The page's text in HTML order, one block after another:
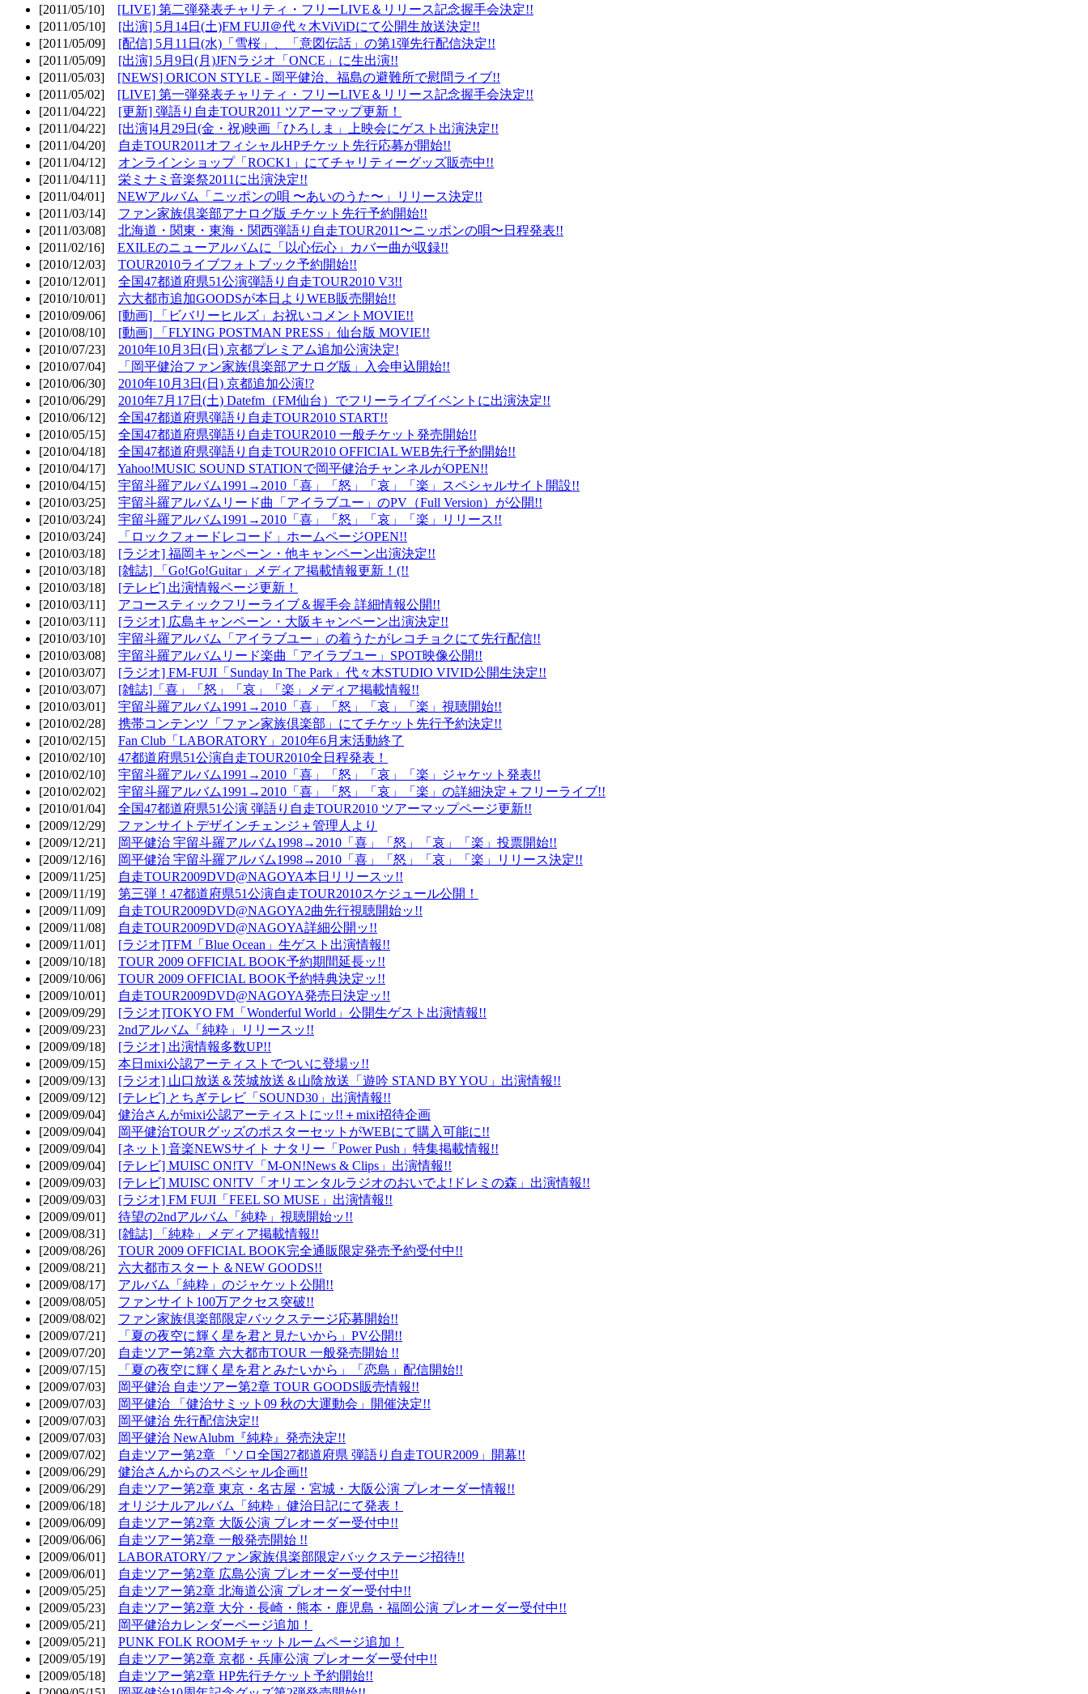
[2011/05/10] [LIVE] 第二弾発表チャリティ・フリーLIVE＆リリース記念握手会決定!!
[2011/05/10] [出演] 5月14日(土)FM FUJI＠代々木ViViDにて公開生放送決定!!
[2011/05/09] [配信] 5月11日(水)「雪桜」、「意図伝話」の第1弾先行配信決定!!
[2011/05/09] [出演] 5月9日(月)JFNラジオ「ONCE」に生出演!!
[2011/05/03] [NEWS] ORICON STYLE - 岡平健治、福島の避難所で慰問ライブ!!
[2011/05/02] [LIVE] 第一弾発表チャリティ・フリーLIVE＆リリース記念握手会決定!!
[2011/04/22] [更新] 弾語り自走TOUR2011 ツアーマップ更新！
[2011/04/22] [出演]4月29日(金・祝)映画「ひろしま」上映会にゲスト出演決定!!
[2011/04/20]
自走TOUR2011オフィシャルHPチケット先行応募が開始!!
[2011/04/12] オンラインショップ「ROCK1」にてチャリティーグッズ販売中!!
[2011/04/11] 栄ミナミ音楽祭2011に出演決定!!
[2011/04/01] NEWアルバム「ニッポンの唄 〜あいのうた〜」リリース決定!!
[2011/03/14] ファン家族倶楽部アナログ版 チケット先行予約開始!!
[2011/03/08] 北海道・関東・東海・関西弾語り自走TOUR2011〜ニッポンの唄〜日程発表!!
[2011/02/16] EXILEのニューアルバムに「以心伝心」カバー曲が収録!!
[2010/12/03] TOUR2010ライブフォトブック予約開始!!
[2010/12/01] 全国47都道府県51公演弾語り自走TOUR2010 V3!!
[2010/10/01] 六大都市追加GOODSが本日よりWEB販売開始!!
[2010/09/06] [動画] 「ビバリーヒルズ」お祝いコメントMOVIE!!
[2010/08/10] [動画] 「FLYING POSTMAN PRESS」仙台版 MOVIE!!
[2010/07/23] 2010年10月3日(日) 京都プレミアム追加公演決定!
[2010/07/04]
「岡平健治ファン家族倶楽部アナログ版」入会申込開始!!
[2010/06/30] 2010年10月3日(日) 京都追加公演!?
[2010/06/29] 2010年7月17日(土) Datefm（FM仙台）でフリーライブイベントに出演決定!!
[2010/06/12] 全国47都道府県弾語り自走TOUR2010 START!!
[2010/05/15] 全国47都道府県弾語り自走TOUR2010 一般チケット発売開始!!
[2010/04/18] 全国47都道府県弾語り自走TOUR2010 OFFICIAL WEB先行予約開始!!
[2010/04/17] Yahoo!MUSIC SOUND STATIONで岡平健治チャンネルがOPEN!!
[2010/04/15] 宇留斗羅アルバム1991→2010「喜」「怒」「哀」「楽」スペシャルサイト開設!!
[2010/03/25] 宇留斗羅アルバムリード曲「アイラブユー」のPV（Full Version）が公開!!
[2010/03/24] 宇留斗羅アルバム1991→2010「喜」「怒」「哀」「楽」リリース!!
[2010/03/24]
「ロックフォードレコード」ホームページOPEN!!
[2010/03/18] [ラジオ] 福岡キャンペーン・他キャンペーン出演決定!!
[2010/03/18] [雑誌] 「Go!Go!Guitar」メディア掲載情報更新！(!!
[2010/03/18] [テレビ] 出演情報ページ更新！
[2010/03/11] アコースティックフリーライブ＆握手会 詳細情報公開!!
[2010/03/11] [ラジオ] 広島キャンペーン・大阪キャンペーン出演決定!!
[2010/03/10] 宇留斗羅アルバム「アイラブユー」の着うたがレコチョクにて先行配信!!
[2010/03/08] 宇留斗羅アルバムリード楽曲「アイラブユー」SPOT映像公開!!
[2010/03/07] [ラジオ] FM-FUJI「Sunday In The Park」代々木STUDIO VIVID公開生決定!!
[2010/03/07] [雑誌]「喜」「怒」「哀」「楽」メディア掲載情報!!
[2010/03/01] 宇留斗羅アルバム1991→2010「喜」「怒」「哀」「楽」視聴開始!!
[2010/02/28] 携帯コンテンツ「ファン家族倶楽部」にてチケット先行予約決定!!
[2010/02/15] Fan Club「LABORATORY」2010年6月末活動終了
[2010/02/10] 47都道府県51公演自走TOUR2010全日程発表！
[2010/02/10] 宇留斗羅アルバム1991→2010「喜」「怒」「哀」「楽」ジャケット発表!!
[2010/02/02] 宇留斗羅アルバム1991→2010「喜」「怒」「哀」「楽」の詳細決定＋フリーライブ!!
[2010/01/04] 全国47都道府県51公演 弾語り自走TOUR2010 ツアーマップページ更新!!
[2009/12/29] ファンサイトデザインチェンジ＋管理人より
[2009/12/21]
岡平健治 宇留斗羅アルバム1998→2010「喜」「怒」「哀」「楽」投票開始!!
[2009/12/16]
岡平健治 宇留斗羅アルバム1998→2010「喜」「怒」「哀」「楽」リリース決定!!
[2009/11/25]
自走TOUR2009DVD@NAGOYA本日リリースッ!!
[2009/11/19] 第三弾！47都道府県51公演自走TOUR2010スケジュール公開！
[2009/11/09]
自走TOUR2009DVD@NAGOYA2曲先行視聴開始ッ!!
[2009/11/08]
自走TOUR2009DVD@NAGOYA詳細公開ッ!!
[2009/11/01] [ラジオ]TFM「Blue Ocean」生ゲスト出演情報!!
[2009/10/18] TOUR 2009 OFFICIAL BOOK予約期間延長ッ!!
[2009/10/06] TOUR 2009 OFFICIAL BOOK予約特典決定ッ!!
[2009/10/01]
自走TOUR2009DVD@NAGOYA発売日決定ッ!!
[2009/09/29] [ラジオ]TOKYO FM「Wonderful World」公開生ゲスト出演情報!!
[2009/09/23] 2ndアルバム「純粋」リリースッ!!
[2009/09/18] [ラジオ] 出演情報多数UP!!
[2009/09/15] 本日mixi公認アーティストでついに登場ッ!!
[2009/09/13] [ラジオ] 山口放送＆茨城放送＆山陰放送「遊吟 STAND BY YOU」出演情報!!
[2009/09/12] [テレビ] とちぎテレビ「SOUND30」出演情報!!
[2009/09/04] 健治さんがmixi公認アーティストにッ!!＋mixi招待企画
[2009/09/04]
岡平健治TOURグッズのポスターセットがWEBにて購入可能に!!
[2009/09/04] [ネット] 音楽NEWSサイト ナタリー「Power Push」特集掲載情報!!
[2009/09/04] [テレビ] MUISC ON!TV「M-ON!News & Clips」出演情報!!
[2009/09/03] [テレビ] MUISC ON!TV「オリエンタルラジオのおいでよ!ドレミの森」出演情報!!
[2009/09/03] [ラジオ] FM FUJI「FEEL SO MUSE」出演情報!!
[2009/09/01] 待望の2ndアルバム「純粋」視聴開始ッ!!
[2009/08/31] [雑誌] 「純粋」メディア掲載情報!!
[2009/08/26] TOUR 2009 OFFICIAL BOOK完全通販限定発売予約受付中!!
[2009/08/21] 六大都市スタート＆NEW GOODS!!
[2009/08/17] アルバム「純粋」のジャケット公開!!
[2009/08/05] ファンサイト100万アクセス突破!!
[2009/08/02] ファン家族倶楽部限定バックステージ応募開始!!
[2009/07/21]
「夏の夜空に輝く星を君と見たいから」PV公開!!
[2009/07/20]
自走ツアー第2章 六大都市TOUR 一般発売開始 !!
[2009/07/15]
「夏の夜空に輝く星を君とみたいから」「恋島」配信開始!!
[2009/07/03]
岡平健治 自走ツアー第2章 TOUR GOODS販売情報!!
[2009/07/03]
岡平健治 「健治サミット09 秋の大運動会」開催決定!!
[2009/07/03]
岡平健治 先行配信決定!!
[2009/07/03]
岡平健治 NewAlubm『純粋』発売決定!!
[2009/07/02]
自走ツアー第2章 「ソロ全国27都道府県 弾語り自走TOUR2009」開幕!!
[2009/06/29] 健治さんからのスペシャル企画!!
[2009/06/29]
自走ツアー第2章 東京・名古屋・宮城・大阪公演 プレオーダー情報!!
[2009/06/18] オリジナルアルバム「純粋」健治日記にて発表！
[2009/06/09]
自走ツアー第2章 大阪公演 プレオーダー受付中!!
[2009/06/06]
自走ツアー第2章 一般発売開始 !!
[2009/06/01] LABORATORY/ファン家族倶楽部限定バックステージ招待!!
[2009/06/01]
自走ツアー第2章 広島公演 プレオーダー受付中!!
[2009/05/25]
自走ツアー第2章 北海道公演 プレオーダー受付中!!
[2009/05/23]
自走ツアー第2章 大分・長崎・熊本・鹿児島・福岡公演 プレオーダー受付中!!
[2009/05/21]
岡平健治カレンダーページ追加！
[2009/05/21] PUNK FOLK ROOMチャットルームページ追加！
[2009/05/19]
自走ツアー第2章 京都・兵庫公演 プレオーダー受付中!!
[2009/05/18]
自走ツアー第2章 HP先行チケット予約開始!!